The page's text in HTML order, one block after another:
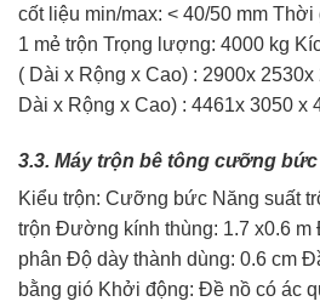
cốt liệu min/max: < 40/50 mm Thời
1 mẻ trộn Trọng lượng: 4000 kg
( Dài x Rộng x Cao) : 2900x
Dài x Rộng x Cao) : 4461x 3050 x
3.3. Máy trộn bê tông cưỡng
Kiểu trộn: Cưỡng bức Năng suất
trộn Đường kính thùng: 1.7 x0.6 m
phân Độ dày thành dùng: 0.6 cm
bằng gió Khởi động: Đề nồ có ác